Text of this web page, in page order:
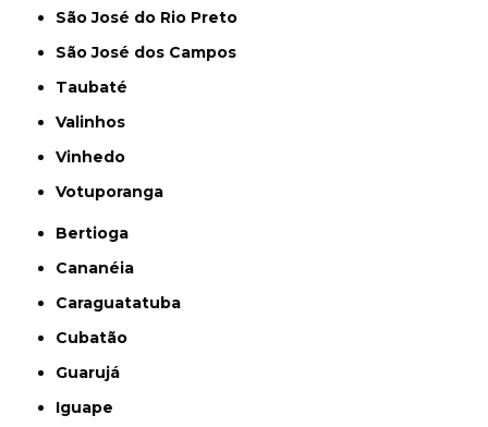
São José do Rio Preto
São José dos Campos
Taubaté
Valinhos
Vinhedo
Votuporanga
Bertioga
Cananéia
Caraguatatuba
Cubatão
Guarujá
Iguape